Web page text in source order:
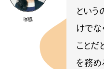
塚脇
という
けでな
ことだ
を務め